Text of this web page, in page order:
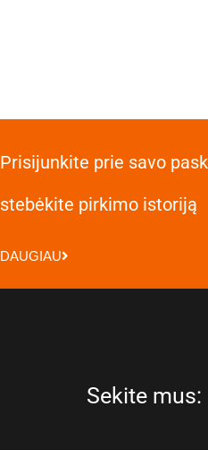
Prisijunkite prie savo
stebėkite pirkimo istoriją
DAUGIAU
Sekite mus: